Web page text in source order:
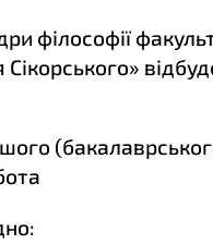
філософії
Сікорського»